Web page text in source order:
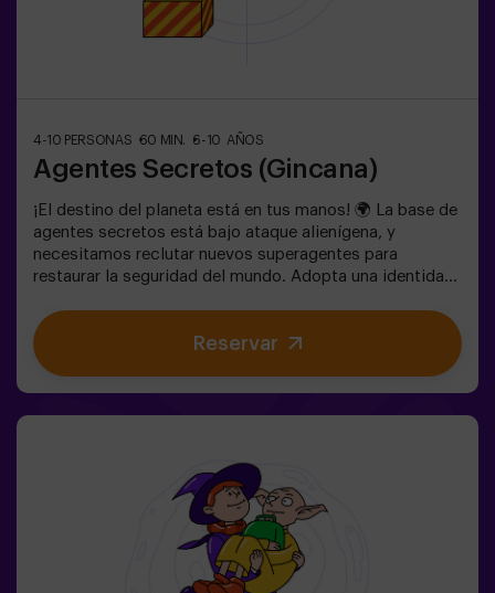
4-10 PERSONAS 60 MIN. 6-10 AÑOS
Agentes Secretos (Gincana)
¡El destino del planeta está en tus manos! 🌍 La base de
agentes secretos está bajo ataque alienígena, y
necesitamos reclutar nuevos superagentes para
restaurar la seguridad del mundo. Adopta una identidad
equipo excepcional, preparado para enfrentar cualquier
amenaza. 💪 ¡Cada segundo cuenta! ¿Te atreves a
aceptar la misión? 🎯 El juego está diseñado
un entrenamiento de super agentes. Incluye juego de
Lasers. El juego se juega en oscuridad con luces led.
Las gincanas son una serie de juegos físicos en equipo
coordinadas por un monitor.
Reservar